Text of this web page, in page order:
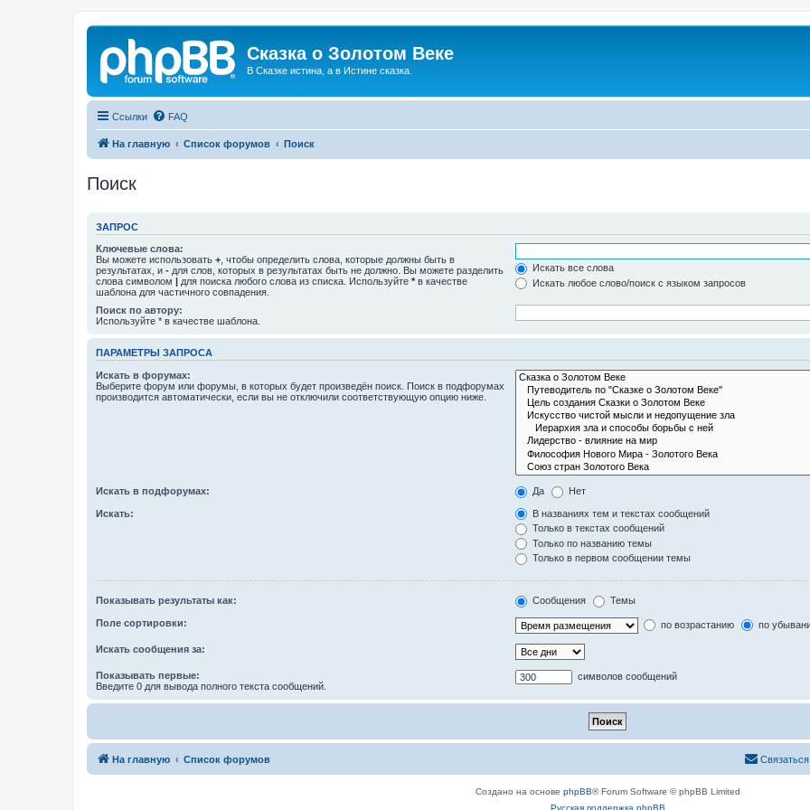
Сказка о Золотом Веке
В Сказке истина, а в Истине сказка.
Ссылки FAQ
На главную Список форумов Поиск
Поиск
ЗАПРОС
Ключевые слова:
Вы можете использовать + , чтобы определить слова, которые должны быть в
результатах, и - для слов, которых в результатах быть не должно. Вы можете разделить
слова символом | для поиска любого слова из списка. Используйте * в качестве
шаблона для частичного совпадения.
Искать все слова
Искать любое слово/поиск с языком запросов
Поиск по автору:
Используйте * в качестве шаблона.
ПАРАМЕТРЫ ЗАПРОСА
Искать в форумах:
Выберите форум или форумы, в которых будет произведён поиск. Поиск в подфорумах
производится автоматически, если вы не отключили соответствующую опцию ниже.
Искать в подфорумах: Да Нет
Искать:
В названиях тем и текстах сообщений
Только в текстах сообщений
Только по названию темы
Только в первом сообщении темы
Показывать результаты как: Сообщения Темы
Поле сортировки: по возрастанию по
Искать сообщения за:
Показывать первые:
Введите 0 для вывода полного текста сообщений.
символов сообщений
На главную Список форумов
Создано на основе phpBB® Forum Software © phpBB Limited
Русская поддержка phpBB